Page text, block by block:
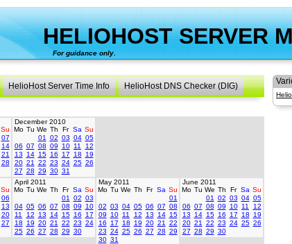
HELIOHOST SERVER
For guidance only.created by
HelioHost Server Time Info HelioHost DNS Checker (DIG)
Su
07
14
21
28
December 2010
Mo Tu We Th Fr Sa Su
01
02 03 04 05
06 07 08 09 10 11
12
13
14 15 16 17 18
19
20 21 22 23 24 25 26
27 28 29 30 31
Su
06
13
20
27
April 2011
Mo Tu We Th Fr Sa Su
01
02 03
04 05 06 07 08 09
10
11
12 13 14 15 16
17
18
19 20 21 22 23 24
25 26 27 28 29 30
May 2011
Mo Tu We Th Fr Sa Su
01
02 03 04 05 06 07 08
09
10 11 12 13 14 15
16
17 18 19 20 21
22
23 24 25 26 27 28 29
30 31
June 2011
Mo Tu We Th Fr Sa Su
01
02 03 04 05
06 07 08 09 10 11
12
13
14 15 16 17 18
19
20 21 22 23 24 25 26
27 28 29 30